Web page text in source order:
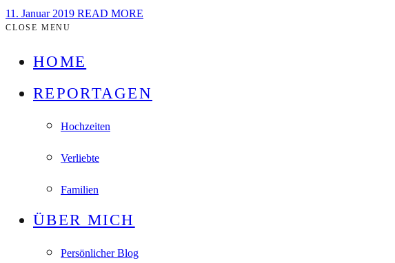
11. Januar 2019 READ MORE
CLOSE MENU
HOME
REPORTAGEN
Hochzeiten
Verliebte
Familien
ÜBER MICH
Persönlicher Blog